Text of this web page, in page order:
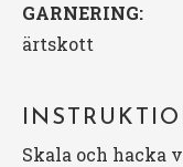
GARNERING:
ärtskott
Skala och hacka